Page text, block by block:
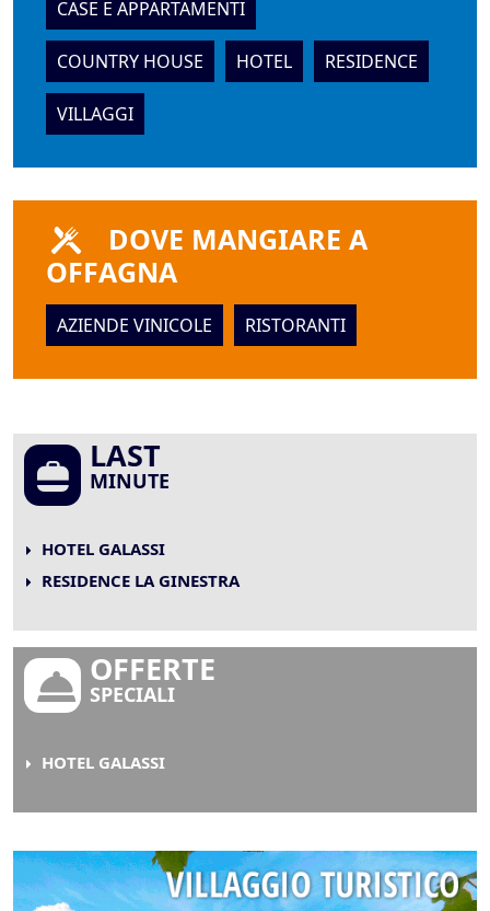
CASE E APPARTAMENTI
COUNTRY HOUSE HOTEL RESIDENCE
VILLAGGI
DOVE MANGIARE A
OFFAGNA
AZIENDE VINICOLE RISTORANTI
LAST
MINUTE
HOTEL GALASSI
RESIDENCE LA GINESTRA
OFFERTE
SPECIALI
HOTEL GALASSI